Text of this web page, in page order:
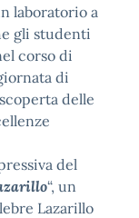
laboratorio a
gli studenti
corso di
di
delle
del
“, un
Lazarillo